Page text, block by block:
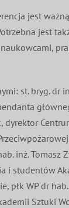
jest
jest
st. bryg. dr
dyrektor
inż. Tomasz
i studentów
płk WP dr
Sztuki